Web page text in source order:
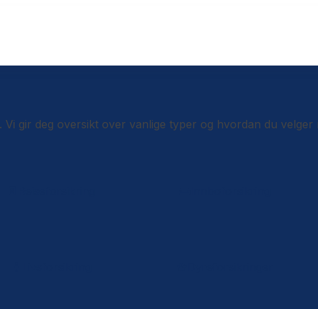
gir deg oversikt over vanlige typer og hvordan du velger